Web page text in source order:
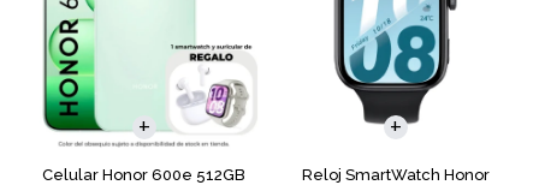
Celular Honor 600e 512GB
COMPARAR
Reloj SmartWatch Honor